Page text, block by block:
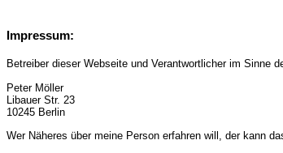
Impressum:
Betreiber dieser Webseite und Verantwortlicher im Sinne
Peter Möller
Libauer Str. 23
10245 Berlin
Wer Näheres über meine Person erfahren will, der kann